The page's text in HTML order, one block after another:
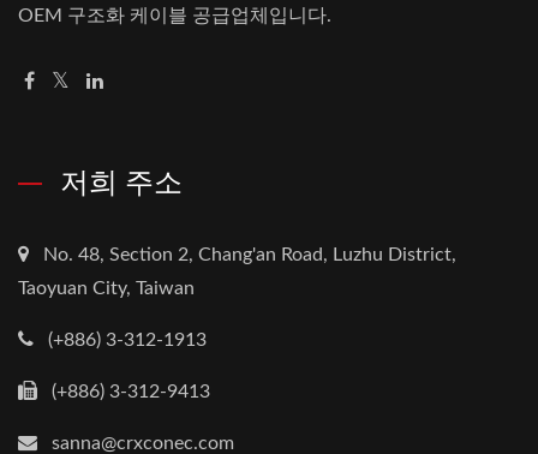
OEM 구조화 케이블 공급업체입니다.
저희 주소
No. 48, Section 2, Chang'an Road, Luzhu District,
Taoyuan City, Taiwan
(+886) 3-312-1913
(+886) 3-312-9413
sanna@crxconec.com